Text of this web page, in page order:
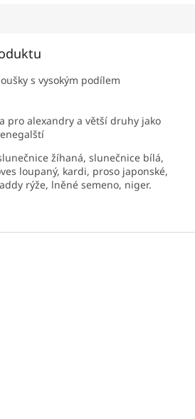
s vysokým podílem
pro alexandry a větší druhy jako
žíhaná, slunečnice bílá,
loupaný, kardi, proso japonské,
rýže, lněné semeno, niger.